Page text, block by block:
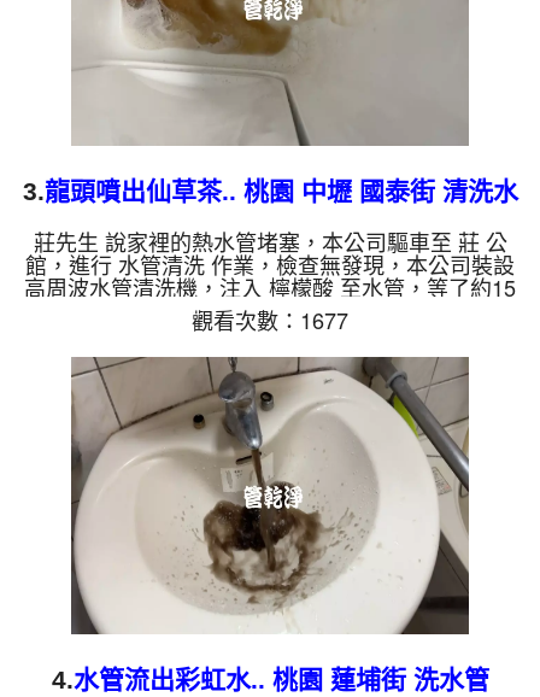
3.龍頭噴出仙草茶.. 桃園 中壢 國泰街 清洗水
管
莊先生 說家裡的熱水管堵塞，本公司驅車至 莊 公
館，進行 水管清洗 作業，檢查無發現，本公司裝設
高周波水管清洗機，注入 檸檬酸 至水管，等了約15
分，開啟 水管清洗機 ，啟動 螺旋波 模式，一洗水管
就流出泥水，顏色越來越深，看起來就像仙草茶，兩
個多小時後，出水變乾淨熱水出水量也恢復了。 如
是自來水，如水管老化，會產生鐵鏽跟泥沙堆積，洗
出來的水就會是咖啡色，地下水含有氧化錳，管壁上
會結成黑色管垢，洗出來的水會跟石油一樣黑，有些
洗出綠色的水，是因為裡面有銅的物質，生鏽產生銅
綠，如是藍色的水，...
觀看次數：1677
4.水管流出彩虹水.. 桃園 蓮埔街 洗水管